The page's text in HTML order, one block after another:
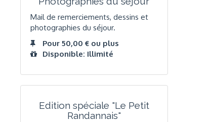
Mail de remerciements, dessins et
photographies du séjour.
Pour 50,00 € ou plus
Disponible: Illimité
Edition spéciale "Le Petit
Randannais"